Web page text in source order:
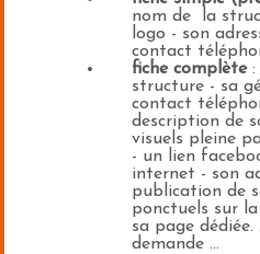
nom de la
logo - son
contact
fiche complète :
structure - sa
contact
description de
visuels pleine
- un lien
internet - son
publication de
ponctuels sur
sa page
demande ...